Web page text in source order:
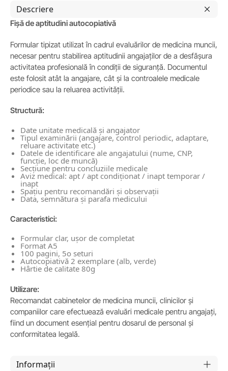
Descriere
Fișă de aptitudini autocopiativă
Formular tipizat utilizat în cadrul evaluărilor de medicina muncii,
necesar pentru stabilirea aptitudinii angajaților de a desfășura
activitatea profesională în condiții de siguranță. Documentul
este folosit atât la angajare, cât și la controalele medicale
periodice sau la reluarea activității.
Structură:
Date unitate medicală și angajator
Tipul examinării (angajare, control periodic, adaptare,
reluare activitate etc.)
Datele de identificare ale angajatului (nume, CNP,
funcție, loc de muncă)
Secțiune pentru concluziile medicale
Aviz medical: apt / apt condiționat / inapt temporar /
inapt
Spațiu pentru recomandări și observații
Data, semnătura și parafa medicului
Caracteristici:
Formular clar, ușor de completat
Format A5
100 pagini, 5o seturi
Autocopiativă 2 exemplare (alb, verde)
Hârtie de calitate 80g
Utilizare:
Recomandat cabinetelor de medicina muncii, clinicilor și
companiilor care efectuează evaluări medicale pentru angajați,
fiind un document esențial pentru dosarul de personal și
conformitatea legală.
Informații